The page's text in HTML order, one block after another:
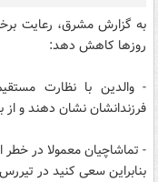
به گزارش مشرق، رعایت
روزها کاهش دهد:
- والدین با نظارت
فرزندانشان نشان دهند و از
- تماشاچیان معمولا در
بنابراین سعی کنید در